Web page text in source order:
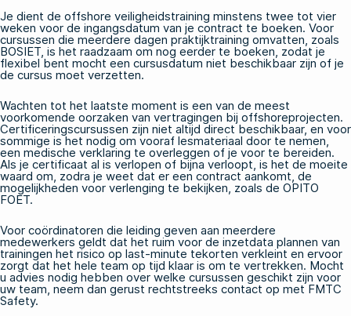
Je dient de offshore veiligheidstraining minstens twee tot vier
weken voor de ingangsdatum van je contract te boeken. Voor
cursussen die meerdere dagen praktijktraining omvatten, zoals
BOSIET, is het raadzaam om nog eerder te boeken, zodat je
flexibel bent mocht een cursusdatum niet beschikbaar zijn of je
de cursus moet verzetten.
Wachten tot het laatste moment is een van de meest
voorkomende oorzaken van vertragingen bij offshoreprojecten.
Certificeringscursussen zijn niet altijd direct beschikbaar, en voor
sommige is het nodig om vooraf lesmateriaal door te nemen,
een medische verklaring te overleggen of je voor te bereiden.
Als je certificaat al is verlopen of bijna verloopt, is het de moeite
waard om, zodra je weet dat er een contract aankomt, de
mogelijkheden voor verlenging te bekijken, zoals de OPITO
FOET.
Voor coördinatoren die leiding geven aan meerdere
medewerkers geldt dat het ruim voor de inzetdata plannen van
trainingen het risico op last-minute tekorten verkleint en ervoor
zorgt dat het hele team op tijd klaar is om te vertrekken. Mocht
u advies nodig hebben over welke cursussen geschikt zijn voor
uw team, neem dan gerust rechtstreeks contact op met FMTC
Safety.